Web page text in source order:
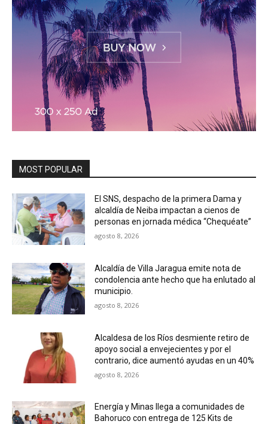
MOST POPULAR
El SNS, despacho de la primera Dama y
alcaldía de Neiba impactan a cienos de
personas en jornada médica “Chequéate”
agosto 8, 2026
Alcaldía de Villa Jaragua emite nota de
condolencia ante hecho que ha enlutado al
municipio.
agosto 8, 2026
Alcaldesa de los Ríos desmiente retiro de
apoyo social a envejecientes y por el
contrario, dice aumentó ayudas en un 40%
agosto 8, 2026
Energía y Minas llega a comunidades de
Bahoruco con entrega de 125 Kits de